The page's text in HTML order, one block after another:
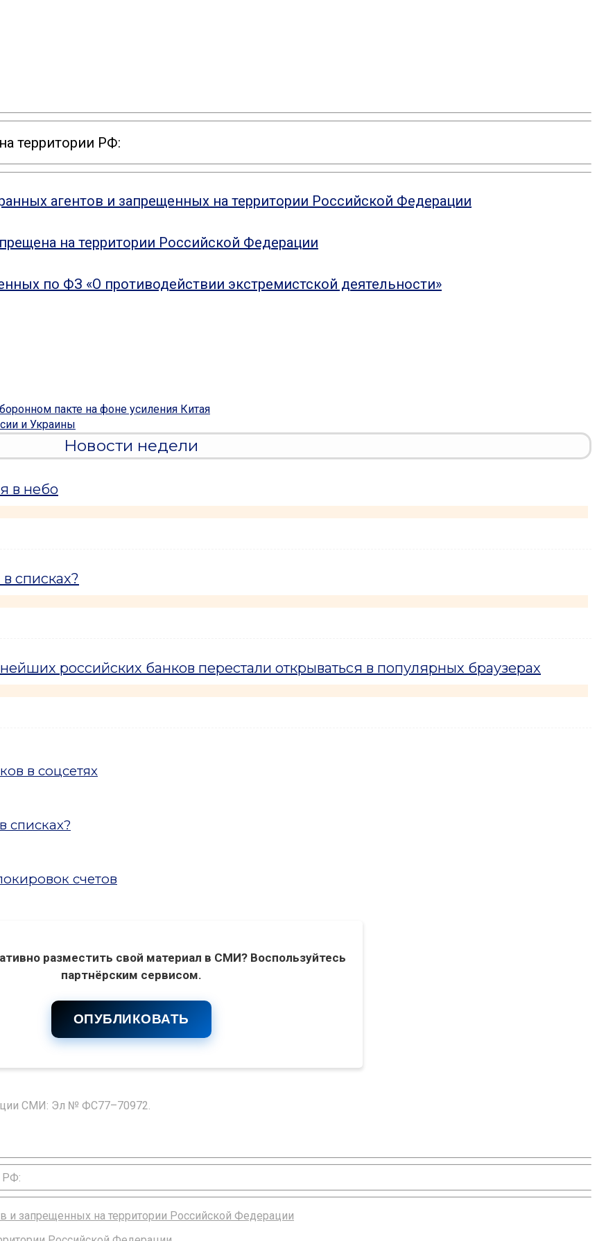
территории РФ:
агентов и запрещенных на территории Российской Федерации
на территории Российской Федерации
по ФЗ «О противодействии экстремистской деятельности»
пакте на фоне усиления Китая
и Украины
Новости недели
в небо
списках?
российских банков перестали открываться в популярных браузерах
в соцсетях
списках?
счетов
разместить свой материал в СМИ? Воспользуйтесь
партнёрским сервисом.
ОПУБЛИКОВАТЬ
СМИ: Эл № ФС77–70972.
РФ:
и запрещенных на территории Российской Федерации